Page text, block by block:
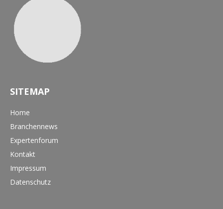
SITEMAP
Home
Branchennews
Expertenforum
Kontakt
Impressum
Datenschutz